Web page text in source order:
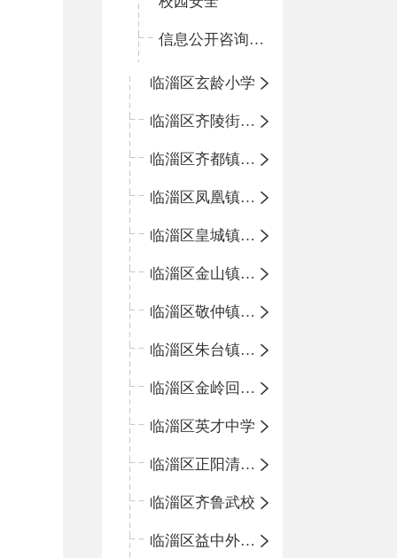
信息公开咨询指南
临淄区玄龄小学
临淄区齐陵街道中心学校
临淄区齐都镇中心学校
临淄区凤凰镇中心学校
临淄区皇城镇中心学校
临淄区金山镇中心学校
临淄区敬仲镇中心学校
临淄区朱台镇中心学校
临淄区金岭回族镇中心学校
临淄区英才中学
临淄区正阳清北实验学校
临淄区齐鲁武校
临淄区益中外语学校